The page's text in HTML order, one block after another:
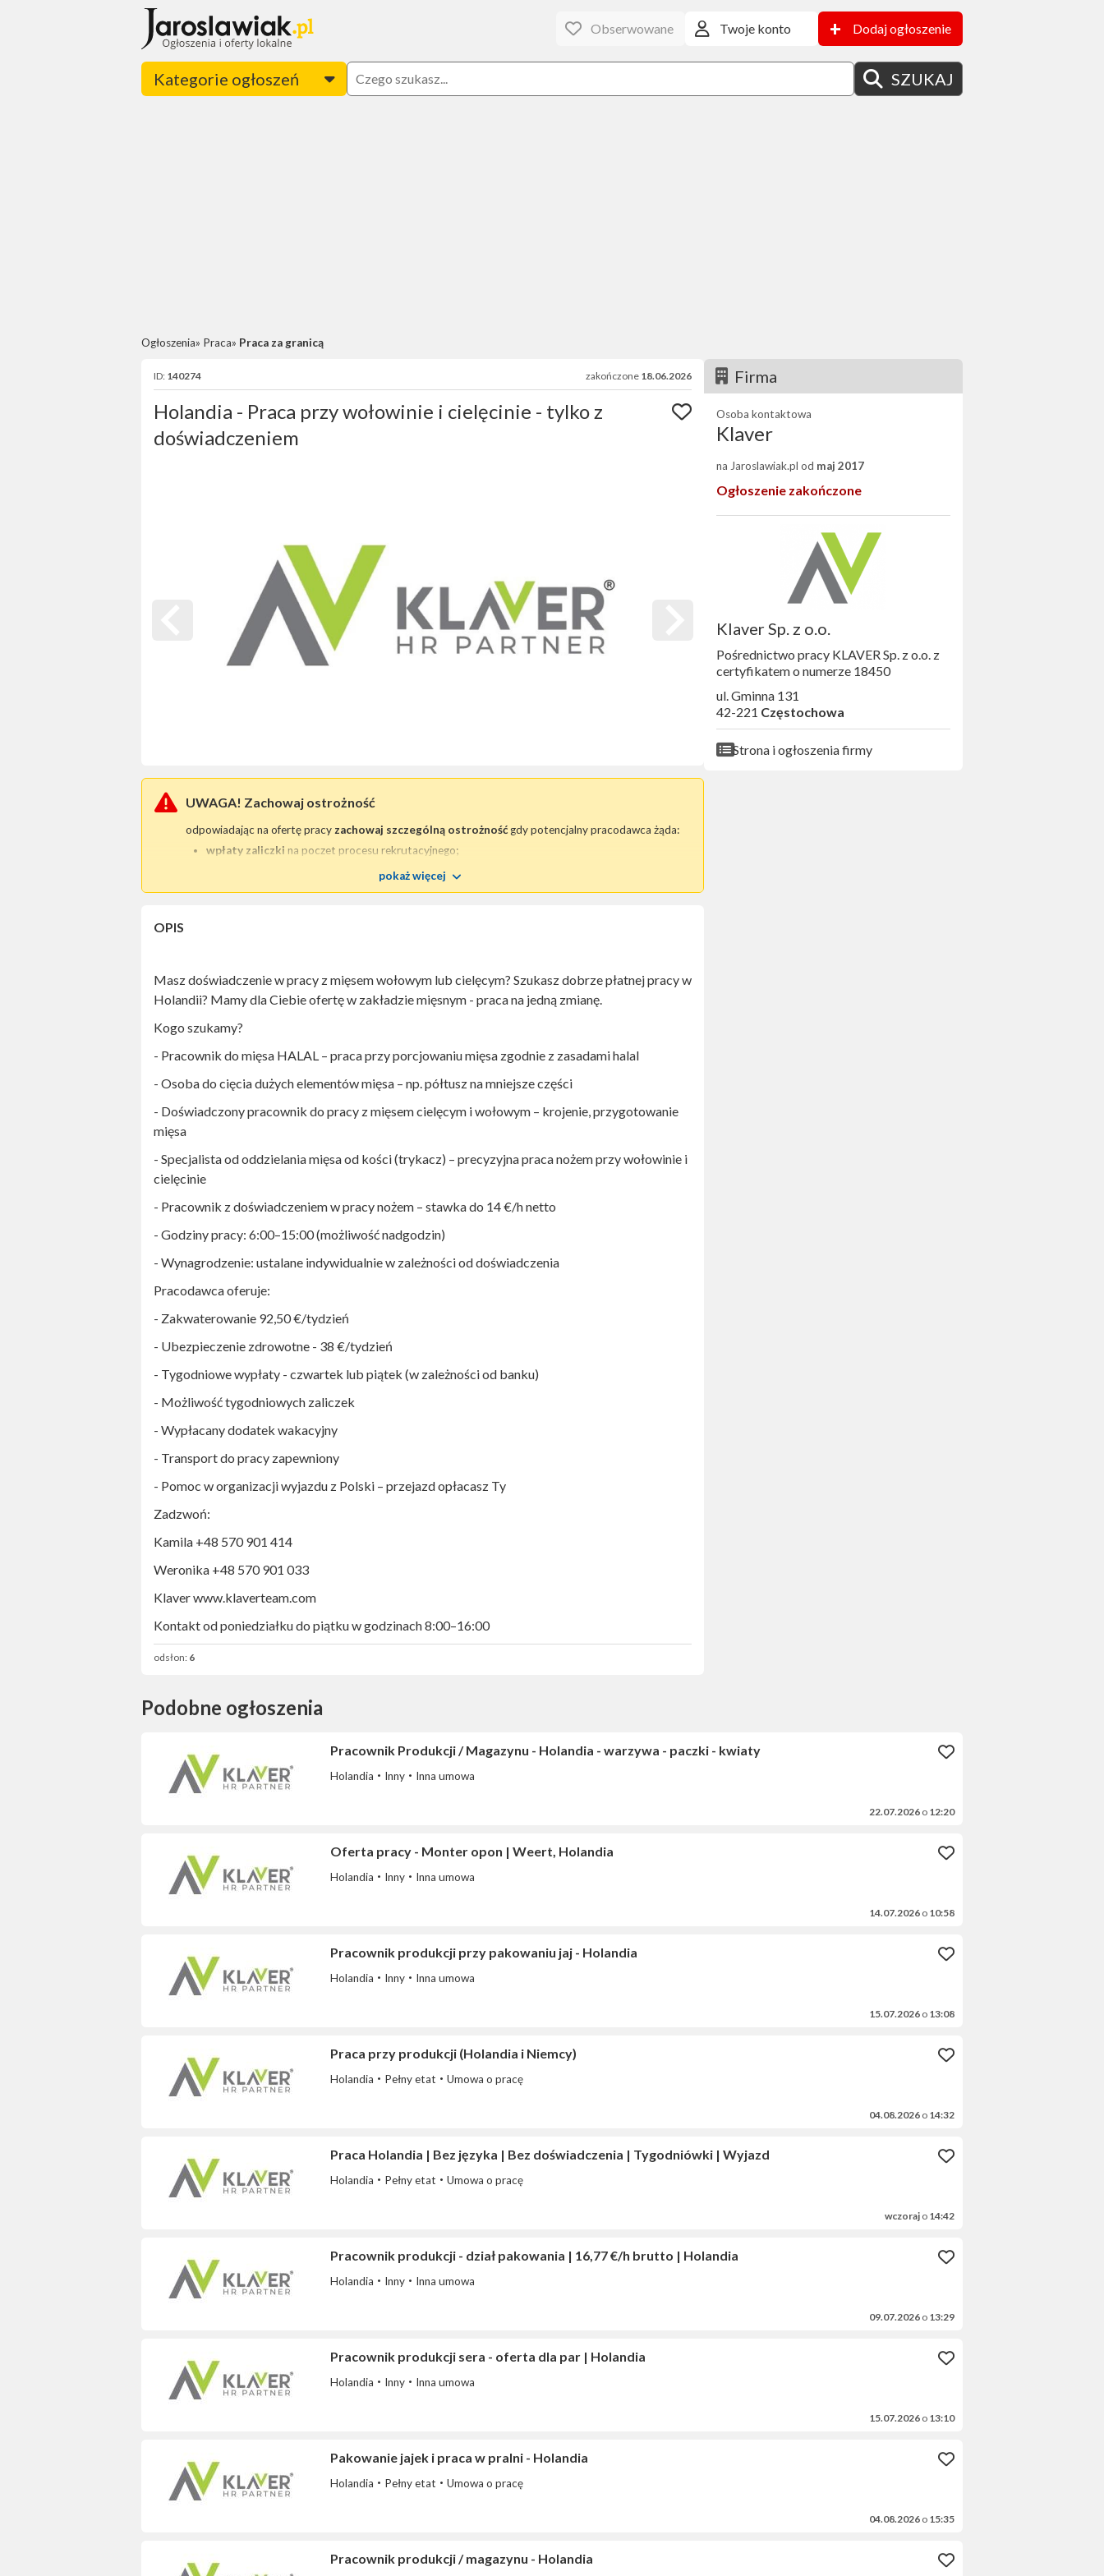
Obserwowane Twoje konto + Dodaj ogłoszenie
Kategorie ogłoszeń SZUKAJ
Ogłoszenia Praca Praca za granicą
ID: 140274 zakończone 18.06.2026
Holandia - Praca przy wołowinie i cielęcinie - tylko z
doświadczeniem
UWAGA! Zachowaj ostrożność
odpowiadając na ofertę pracy zachowaj szczególną ostrożność gdy potencjalny pracodawca żąda:
wpłaty zaliczki na poczet procesu rekrutacyjnego;
adres e-mail (najlepiej w domenie firmowej, a nie darmowy - typu: @gmail.com, @wp.pl, @o2.pl, itp.),
adres siedziby.
pokaż więcej
OPIS
Masz doświadczenie w pracy z mięsem wołowym lub cielęcym? Szukasz dobrze płatnej pracy w
Holandii? Mamy dla Ciebie ofertę w zakładzie mięsnym - praca na jedną zmianę.
Kogo szukamy?
- Pracownik do mięsa HALAL – praca przy porcjowaniu mięsa zgodnie z zasadami halal
- Osoba do cięcia dużych elementów mięsa – np. półtusz na mniejsze części
- Doświadczony pracownik do pracy z mięsem cielęcym i wołowym – krojenie, przygotowanie
mięsa
- Specjalista od oddzielania mięsa od kości (trykacz) – precyzyjna praca nożem przy wołowinie i
cielęcinie
- Pracownik z doświadczeniem w pracy nożem – stawka do 14 €/h netto
- Godziny pracy: 6:00–15:00 (możliwość nadgodzin)
- Wynagrodzenie: ustalane indywidualnie w zależności od doświadczenia
Pracodawca oferuje:
- Zakwaterowanie 92,50 €/tydzień
- Ubezpieczenie zdrowotne - 38 €/tydzień
- Tygodniowe wypłaty - czwartek lub piątek (w zależności od banku)
- Możliwość tygodniowych zaliczek
- Wypłacany dodatek wakacyjny
- Transport do pracy zapewniony
- Pomoc w organizacji wyjazdu z Polski – przejazd opłacasz Ty
Zadzwoń:
Kamila ‪‪+48 570 901 414
Weronika +48 570 901 033
Klaver ‪www.klaverteam.com
Kontakt od poniedziałku do piątku w godzinach 8:00–16:00
odsłon: 6
Firma
Osoba kontaktowa
Klaver
na Jaroslawiak.pl od maj 2017
Ogłoszenie zakończone
Klaver Sp. z o.o.
Pośrednictwo pracy KLAVER Sp. z o.o. z
certyfikatem o numerze 18450
ul. Gminna 131
42-221 Częstochowa
Strona i ogłoszenia firmy
Podobne ogłoszenia
Pracownik Produkcji / Magazynu - Holandia - warzywa - paczki - kwiaty
Holandia Inny Inna umowa
22.07.2026 o 12:20
Oferta pracy - Monter opon | Weert, Holandia
Holandia Inny Inna umowa
14.07.2026 o 10:58
Pracownik produkcji przy pakowaniu jaj - Holandia
Holandia Inny Inna umowa
15.07.2026 o 13:08
Praca przy produkcji (Holandia i Niemcy)
Holandia Pełny etat Umowa o pracę
04.08.2026 o 14:32
Praca Holandia | Bez języka | Bez doświadczenia | Tygodniówki | Wyjazd
Holandia Pełny etat Umowa o pracę
wczoraj o 14:42
Pracownik produkcji - dział pakowania | 16,77 €/h brutto | Holandia
Holandia Inny Inna umowa
09.07.2026 o 13:29
Pracownik produkcji sera - oferta dla par | Holandia
Holandia Inny Inna umowa
15.07.2026 o 13:10
Pakowanie jajek i praca w pralni - Holandia
Holandia Pełny etat Umowa o pracę
04.08.2026 o 15:35
Pracownik produkcji / magazynu - Holandia